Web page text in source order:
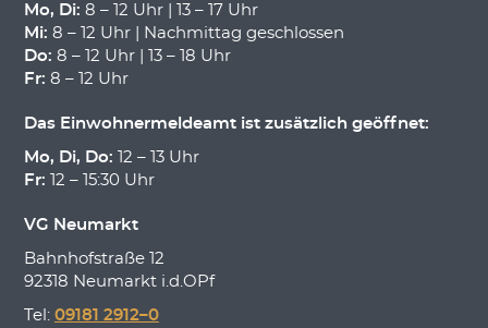
Mo, Di: 8 – 12 Uhr | 13 – 17 Uhr
Mi: 8 – 12 Uhr | Nachmittag geschlossen
Do: 8 – 12 Uhr | 13 – 18 Uhr
Fr: 8 – 12 Uhr
Das Einwohnermeldeamt ist zusätzlich geöffnet:
Mo, Di, Do: 12 – 13 Uhr
Fr: 12 – 15:30 Uhr
VG Neumarkt
Bahnhofstraße 12
92318 Neumarkt i.d.OPf
Tel: 09181 2912–0